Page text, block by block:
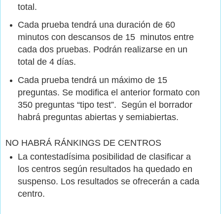
total.
Cada prueba tendrá una duración de 60
minutos con descansos de 15 minutos entre
cada dos pruebas. Podrán realizarse en un
total de 4 días.
Cada prueba tendrá un máximo de 15
preguntas. Se modifica el anterior formato con
350 preguntas “tipo test”. Según el borrador
habrápreguntas abiertas y semiabiertas.
NO HABRÁ RÁNKINGS DE CENTROS
La contestadísima posibilidad de clasificar a
los centros según resultados ha quedado en
suspenso. Los resultados se ofrecerán a cada
centro.